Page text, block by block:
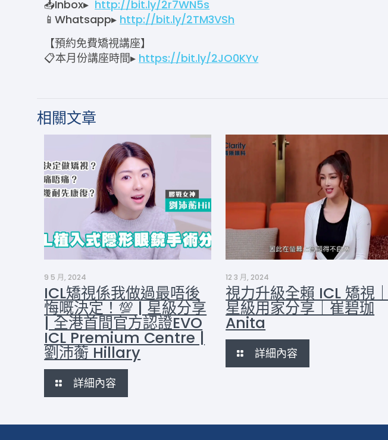
📥Inbox▸ http://bit.ly/2r7WN5s
📱Whatsapp▸ http://bit.ly/2TM3VSh
【預約免費矯視講座】
📋本月份講座時間▸ https://bit.ly/2JO0KYv
相關文章
9 5 月, 2024
ICL矯視係我做過最唔後
悔嘅決定！💯 | 星級分享
| 全港首間官方認證EVO
ICL Premium Centre |
劉沛蘅 Hillary
詳細內容
12 3 月, 2024
視力升級全賴 ICL 矯視｜
星級用家分享｜崔碧珈
Anita
詳細內容